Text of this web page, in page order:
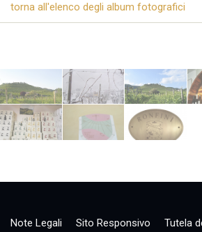
torna all'elenco degli album fotografici
Note Legali Sito Responsivo Tutela